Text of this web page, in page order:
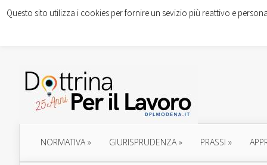
NORMATIVA» GIURISPRUDENZA» PRASSI »
Questo sito utilizza i cookies per fornire un sevizio più reattivo e